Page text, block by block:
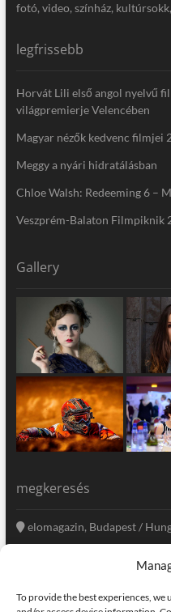
To provide the best experiences, we
fotó, video, színház,
legfrissebb
Horvát Lili első angol nyelvű
világpremierje Velencében
Magyar nézők kedvenc filmjei
Meggy a nyári hidratálásban
Chloe Walsh: Redeeming 6 –
Veszprém-Balaton Filmpiknik
Gallery
megkeresés
elomagazin, Budapest /
szerkesztoseg@elomagazin.com
elomagazin